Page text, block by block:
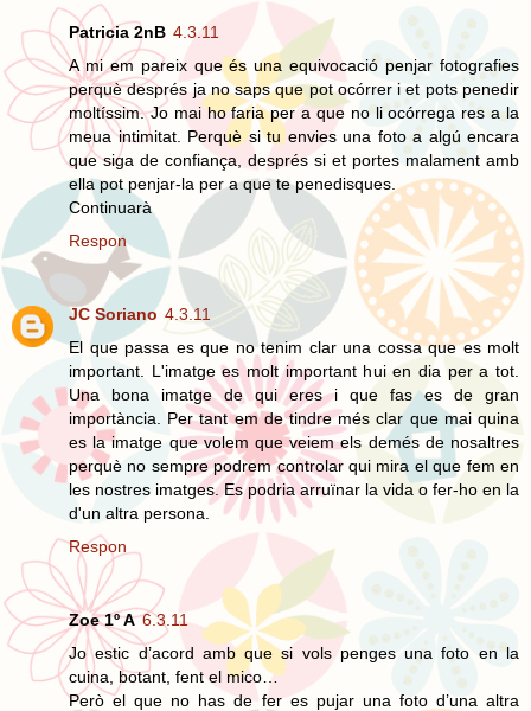
Patricia 2nB 4.3.11
A mi em pareix que és una equivocació penjar fotografies
perquè després ja no saps que pot ocórrer i et pots penedir
moltíssim. Jo mai ho faria per a que no li ocórrega res a la
meua intimitat. Perquè si tu envies una foto a algú encara
que siga de confiança, després si et portes malament amb
ella pot penjar-la per a que te penedisques.
Continuarà
Respon
JC Soriano 4.3.11
El que passa es que no tenim clar una cossa que es molt
important. L'imatge es molt important hui en dia per a tot.
Una bona imatge de qui eres i que fas es de gran
importància. Per tant em de tindre més clar que mai quina
es la imatge que volem que veiem els demés de nosaltres
perquè no sempre podrem controlar qui mira el que fem en
les nostres imatges. Es podria arruïnar la vida o fer-ho en la
d'un altra persona.
Respon
Zoe 1º A 6.3.11
Jo estic d’acord amb que si vols penges una foto en la
cuina, botant, fent el mico…
Però el que no has de fer es pujar una foto d’una altra